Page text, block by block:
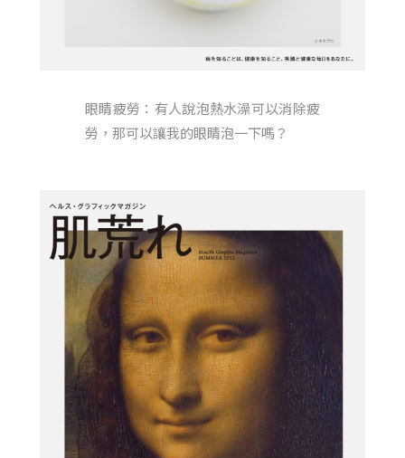
眼睛疲勞：有人說泡熱水澡可以消除疲
勞，那可以讓我的眼睛泡一下嗎？